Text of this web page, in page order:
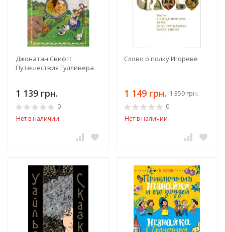
Джонатан Свифт:
Путешествия Гулливера
1 139 грн.
0
Нет в наличии
Слово о полку Игореве
1 149 грн. 1 359 грн.
0
Нет в наличии